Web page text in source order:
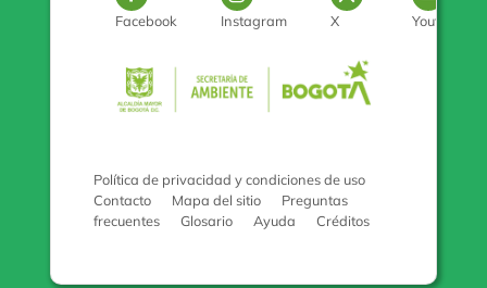
Facebook Logo Facebook
InstagramLogo Instagram
XLogo TwitterYoutube
Política de privacidad y condiciones de uso
Contacto
Mapa del sitio
Preguntas
frecuentes
Glosario Ayuda Créditos